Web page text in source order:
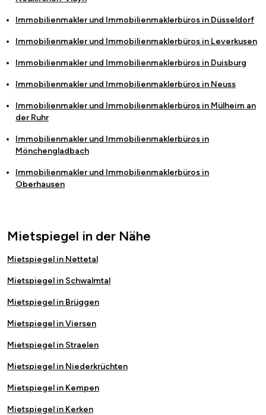
Immobilienmakler und Immobilienmaklerbüros in Düsseldorf
Immobilienmakler und Immobilienmaklerbüros in Leverkusen
Immobilienmakler und Immobilienmaklerbüros in Duisburg
Immobilienmakler und Immobilienmaklerbüros in Neuss
Immobilienmakler und Immobilienmaklerbüros in Mülheim an
der Ruhr
Immobilienmakler und Immobilienmaklerbüros in
Mönchengladbach
Immobilienmakler und Immobilienmaklerbüros in
Oberhausen
Mietspiegel in der Nähe
Mietspiegel in Nettetal
Mietspiegel in Schwalmtal
Mietspiegel in Brüggen
Mietspiegel in Viersen
Mietspiegel in Straelen
Mietspiegel in Niederkrüchten
Mietspiegel in Kempen
Mietspiegel in Kerken